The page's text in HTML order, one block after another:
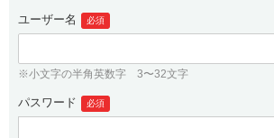
.jpドメインバックオーダー
プレミアムドメイン
人気ドメインの種類
紹介制度
バリュードメインAPI
ドメイン・ホスティングOEM
ログイン
従来のバリュードメインをご利用希
ユーザー登録
ユーザー名 必須
※小文字の半角英数字 3〜32文字
パスワード 必須